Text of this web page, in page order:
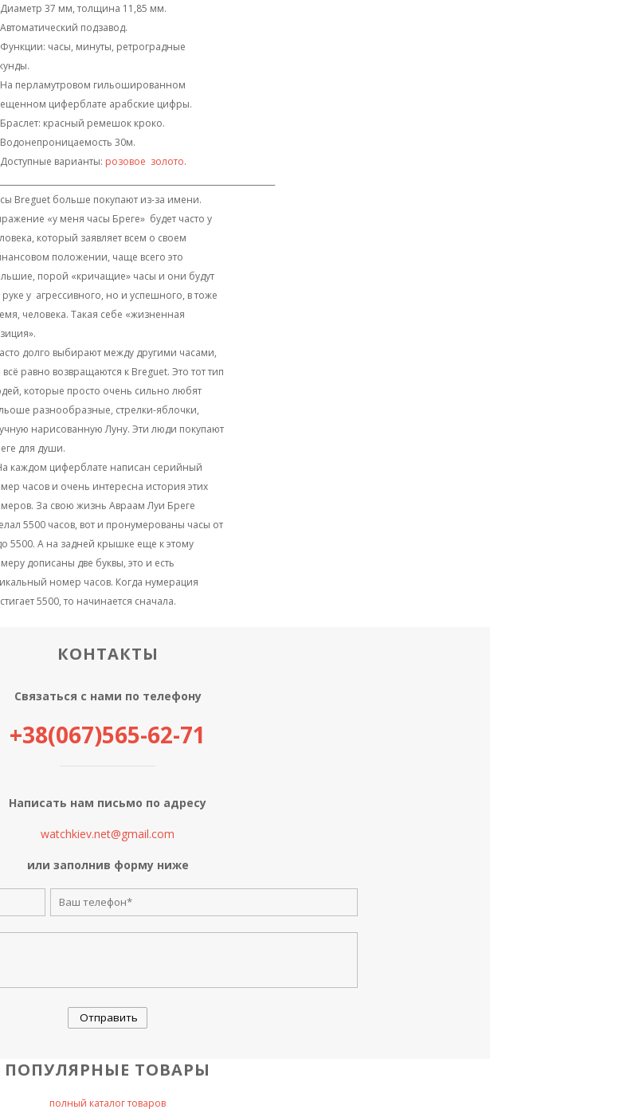
37 мм, толщина 11,85 мм.
подзавод.
часы, минуты, ретроградные
перламутровом гильошированном
циферблате арабские цифры.
красный ремешок кроко.
30м.
варианты: розовое золото.
Breguet больше покупают из-за имени.
«у меня часы Бреге» будет часто у
который заявляет всем о своем
положении, чаще всего это
порой «кричащие» часы и они будут
у агрессивного, но и успешного, в тоже
человека. Такая себе «жизненная
долго выбирают между другими часами,
всё равно возвращаются к Breguet. Это тот тип
которые просто очень сильно любят
разнообразные, стрелки-яблочки,
нарисованную Луну. Эти люди покупают
для души.
каждом циферблате написан серийный
часов и очень интересна история этих
За свою жизнь Авраам Луи Бреге
5500 часов, вот и пронумерованы часы от
5500. А на задней крышке еще к этому
дописаны две буквы, это и есть
номер часов. Когда нумерация
5500, то начинается сначала.
КОНТАКТЫ
Связаться с нами по телефону
+38(067)565-62-71
Написать нам письмо по адресу
watchkiev.net@gmail.com
или заполнив форму ниже
ПОПУЛЯРНЫЕ ТОВАРЫ
полный каталог товаров